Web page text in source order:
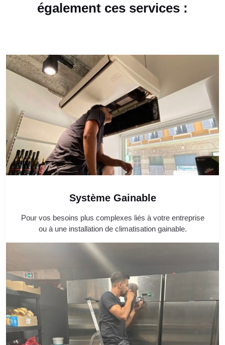
également ces services :
Système Gainable
Pour vos besoins plus complexes liés à votre entreprise
ou à une installation de climatisation gainable.